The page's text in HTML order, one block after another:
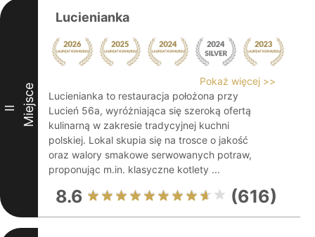
II Miejsce
Lucienianka
Pokaż więcej >>
Lucienianka to restauracja położona przy
Lucień 56a, wyróżniająca się szeroką ofertą
kulinarną w zakresie tradycyjnej kuchni
polskiej. Lokal skupia się na trosce o jakość
oraz walory smakowe serwowanych potraw,
proponując m.in. klasyczne kotlety ...
8.6 (616)